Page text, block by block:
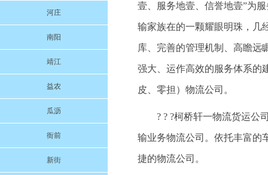
河庄
南阳
靖江
益农
瓜沥
衙前
新街
壹、服务地壹、信誉地壹”为
输家族在的一颗耀眼明珠，几
库、完善的管理机制、高瞻远
强大、运作高效的服务体系的
皮、零担）物流公司。
? ? ?柯桥轩一物流货运公
输业务物流公司。依托丰富的
捷的物流公司。